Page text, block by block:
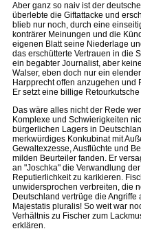
Aber ganz so naiv ist der
überlebte die Giftattacke und
blieb nur noch, durch eine
konträrer Meinungen und die
eigenen Blatt seine Niederlage
das erschütterte Vertrauen in die
ein begabter Journalist, aber
Walser, eben doch nur ein
Harpprecht offen anzugehen
Er setzt eine billige
Das wäre alles nicht der Rede
Komplexe und Schwierigkeiten
bürgerlichen Lagers in
merkwürdiges Konkubinat mit
Gewaltexzesse, Ausflüchte und
milden Beurteiler fanden. Er
an "Joschka" die Verwandlung
Reputierlichkeit zu karikieren.
unwidersprochen verbreiten, die
Deutschland vertrüge die
Majestatis pluralis! So weit war
Verhältnis zu Fischer zum
erklären.